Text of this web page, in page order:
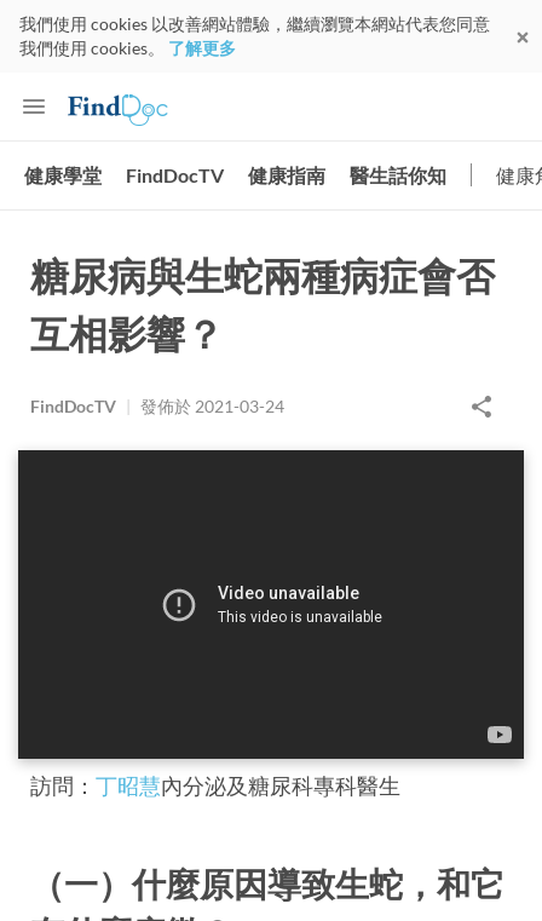
我們使用 cookies 以改善網站體驗，繼續瀏覽本網站代表您同意
我們使用 cookies。 了解更多
健康學堂 FindDocTV 健康指南 醫生話你知 健康
糖尿病與生蛇兩種病症會否
互相影響？
FindDocTV | 發佈於 2021-03-24
訪問： 丁昭慧內分泌及糖尿科專科醫生
（一）什麼原因導致生蛇，和它